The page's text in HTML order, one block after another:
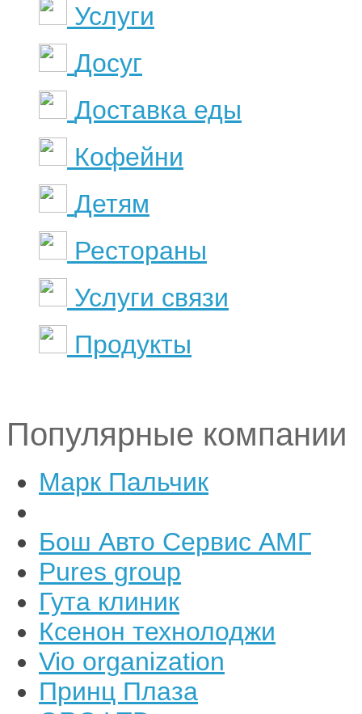
Услуги
Досуг
Доставка еды
Кофейни
Детям
Рестораны
Услуги связи
Продукты
Популярные компании
Марк Пальчик
Бош Авто Сервис АМГ
Pures group
Гута клиник
Ксенон технолоджи
Vio organization
Принц Плаза